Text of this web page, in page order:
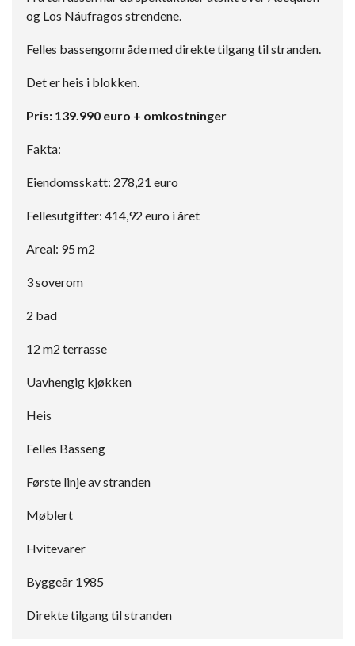
og Los Náufragos strendene.
Felles bassengområde med direkte tilgang til stranden.
Det er heis i blokken.
Pris: 139.990 euro + omkostninger
Fakta:
Eiendomsskatt: 278,21 euro
Fellesutgifter: 414,92 euro i året
Areal: 95 m2
3 soverom
2 bad
12 m2 terrasse
Uavhengig kjøkken
Heis
Felles Basseng
Første linje av stranden
Møblert
Hvitevarer
Byggeår 1985
Direkte tilgang til stranden